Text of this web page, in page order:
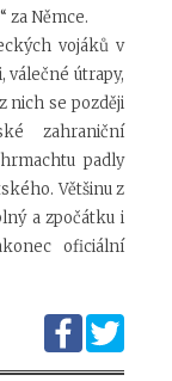
za Němce.
vojáků v
válečné útrapy,
nich se později
zahraniční
padly
Většinu z
a zpočátku i
oficiální